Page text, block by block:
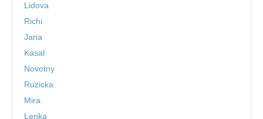
Lidova
Richi
Jana
Kasal
Novotny
Ruzicka
Mira
Lenka